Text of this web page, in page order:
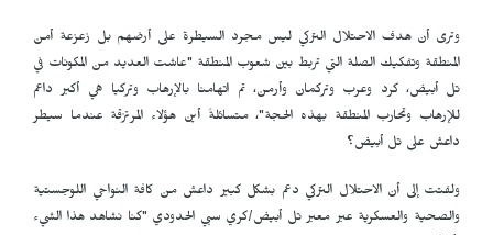
وترى أن هدف الاحتلال التركي ليس مجرد السيطرة على أرضهم بل زعزعة أمن
المنطقة وتفكيك الصلة التي تربط بين شعوب المنطقة "عاشت العديد من المكونات في
تل أبيض، كرد وعرب وتركمان وأرمن، تم اتهامنا بالإرهاب وتركيا هي أكبر داعم
للإرهاب وتحارب المنطقة بهذه الحجة"، متسائلةً أين هؤلاء المرتزقة عندما سيطر
داعش على تل أبيض؟
ولفتت إلى أن الاحتلال التركي دعم بشكل كبير داعش من كافة النواحي اللوجستية
والصحية والعسكرية عبر معبر تل أبيض/كري سبي الحدودي "كنا نشاهد هذا الشيء